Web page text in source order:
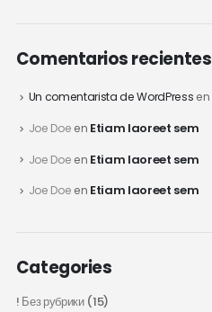
Comentarios recientes
Un comentarista de WordPress en
Joe Doe en Etiam laoreet sem
Joe Doe en Etiam laoreet sem
Joe Doe en Etiam laoreet sem
Categories
! Без рубрики(15)